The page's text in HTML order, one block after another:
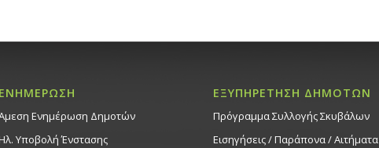
ΕΝΗΜΕΡΩΣΗ
Ενημέρωση Δημοτών
Υποβολή Ένστασης
ΕΞΥΠΗΡΕΤΗΣΗ ΔΗΜΟΤΩΝ
Πρόγραμμα Συλλογής Σκυβάλων
Εισηγήσεις / Παράπονα / Αιτήματα